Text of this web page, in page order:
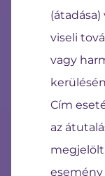
viseli
vagy
Cím
az